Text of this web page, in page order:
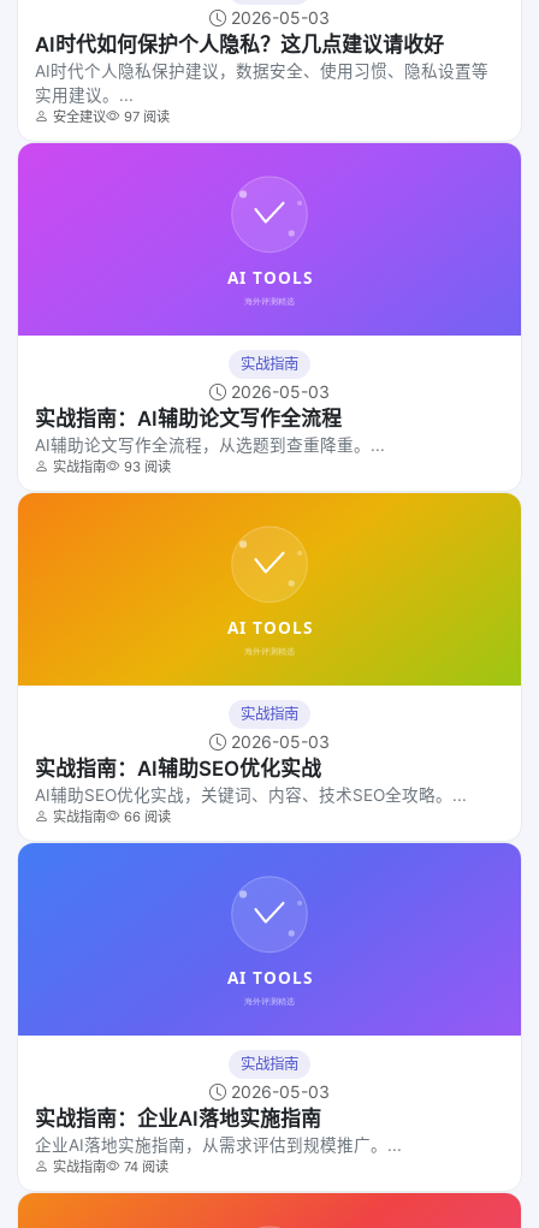
2026-05-03
AI时代如何保护个人隐私？这几点建议请收好
AI时代个人隐私保护建议，数据安全、使用习惯、隐私设置等
实用建议。...
安全建议 97 阅读
实战指南
2026-05-03
实战指南：AI辅助论文写作全流程
AI辅助论文写作全流程，从选题到查重降重。...
实战指南 93 阅读
实战指南
2026-05-03
实战指南：AI辅助SEO优化实战
AI辅助SEO优化实战，关键词、内容、技术SEO全攻略。...
实战指南 66 阅读
实战指南
2026-05-03
实战指南：企业AI落地实施指南
企业AI落地实施指南，从需求评估到规模推广。...
实战指南 74 阅读